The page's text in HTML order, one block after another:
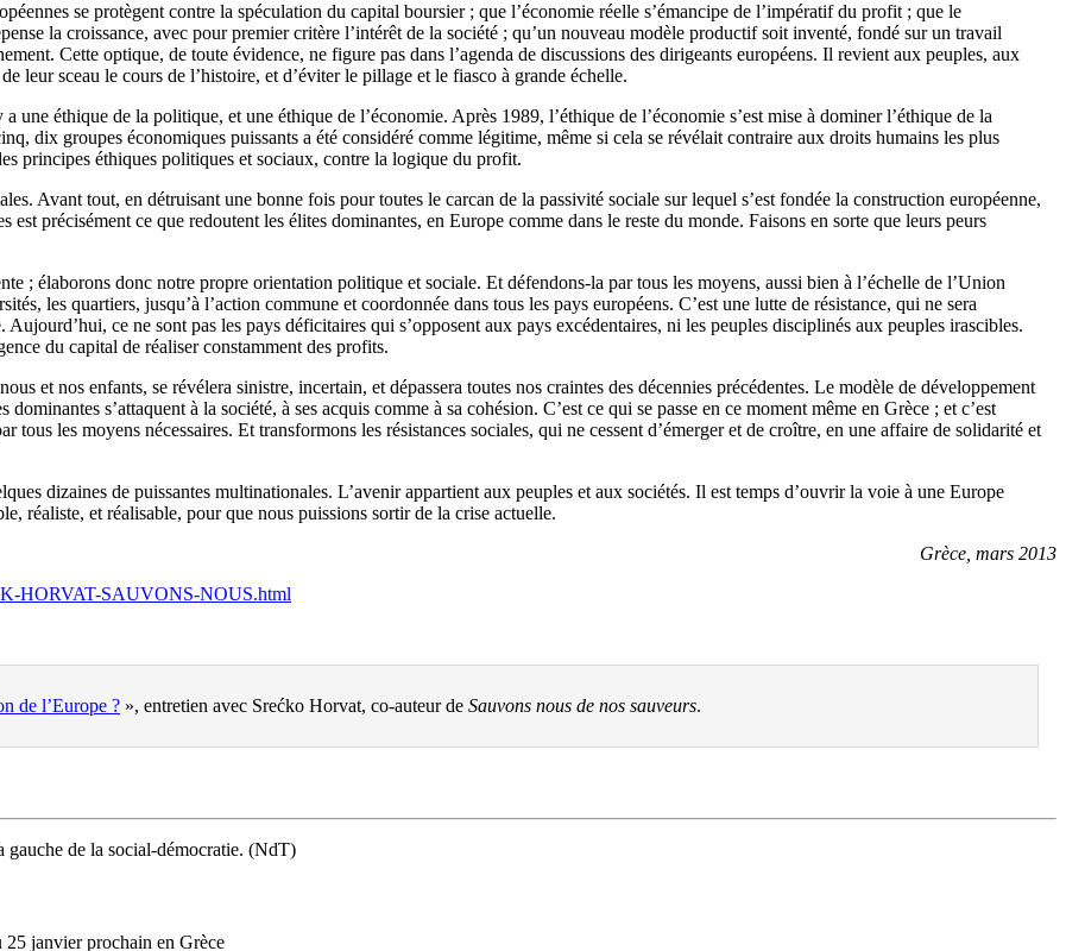
se protègent contre la spéculation du capital boursier ; que l’économie réelle s’émancipe de l’impératif du profit ; que le
la croissance, avec pour premier critère l’intérêt de la société ; qu’un nouveau modèle productif soit inventé, fondé sur un travail
Cette optique, de toute évidence, ne figure pas dans l’agenda de discussions des dirigeants européens. Il revient aux peuples, aux
leur sceau le cours de l’histoire, et d’éviter le pillage et le fiasco à grande échelle.
une éthique de la politique, et une éthique de l’économie. Après 1989, l’éthique de l’économie s’est mise à dominer l’éthique de la
dix groupes économiques puissants a été considéré comme légitime, même si cela se révélait contraire aux droits humains les plus
principes éthiques politiques et sociaux, contre la logique du profit.
Avant tout, en détruisant une bonne fois pour toutes le carcan de la passivité sociale sur lequel s’est fondée la construction européenne,
précisément ce que redoutent les élites dominantes, en Europe comme dans le reste du monde. Faisons en sorte que leurs peurs
; élaborons donc notre propre orientation politique et sociale. Et défendons-la par tous les moyens, aussi bien à l’échelle de l’Union
les quartiers, jusqu’à l’action commune et coordonnée dans tous les pays européens. C’est une lutte de résistance, qui ne sera
ce ne sont pas les pays déficitaires qui s’opposent aux pays excédentaires, ni les peuples disciplinés aux peuples irascibles.
du capital de réaliser constamment des profits.
et nos enfants, se révélera sinistre, incertain, et dépassera toutes nos craintes des décennies précédentes. Le modèle de développement
s’attaquent à la société, à ses acquis comme à sa cohésion. C’est ce qui se passe en ce moment même en Grèce ; et c’est
les moyens nécessaires. Et transformons les résistances sociales, qui ne cessent d’émerger et de croître, en une affaire de solidarité et
dizaines de puissantes multinationales. L’avenir appartient aux peuples et aux sociétés. Il est temps d’ouvrir la voie à une Europe
réaliste, et réalisable, pour que nous puissions sortir de la crise actuelle.
Grèce, mars 2013
HORVAT-SAUVONS-NOUS.html
de l’Europe ? », entretien avec Srećko Horvat, co-auteur de Sauvons nous de nos sauveurs.
gauche de la social-démocratie. (NdT)
25 janvier prochain en Grèce